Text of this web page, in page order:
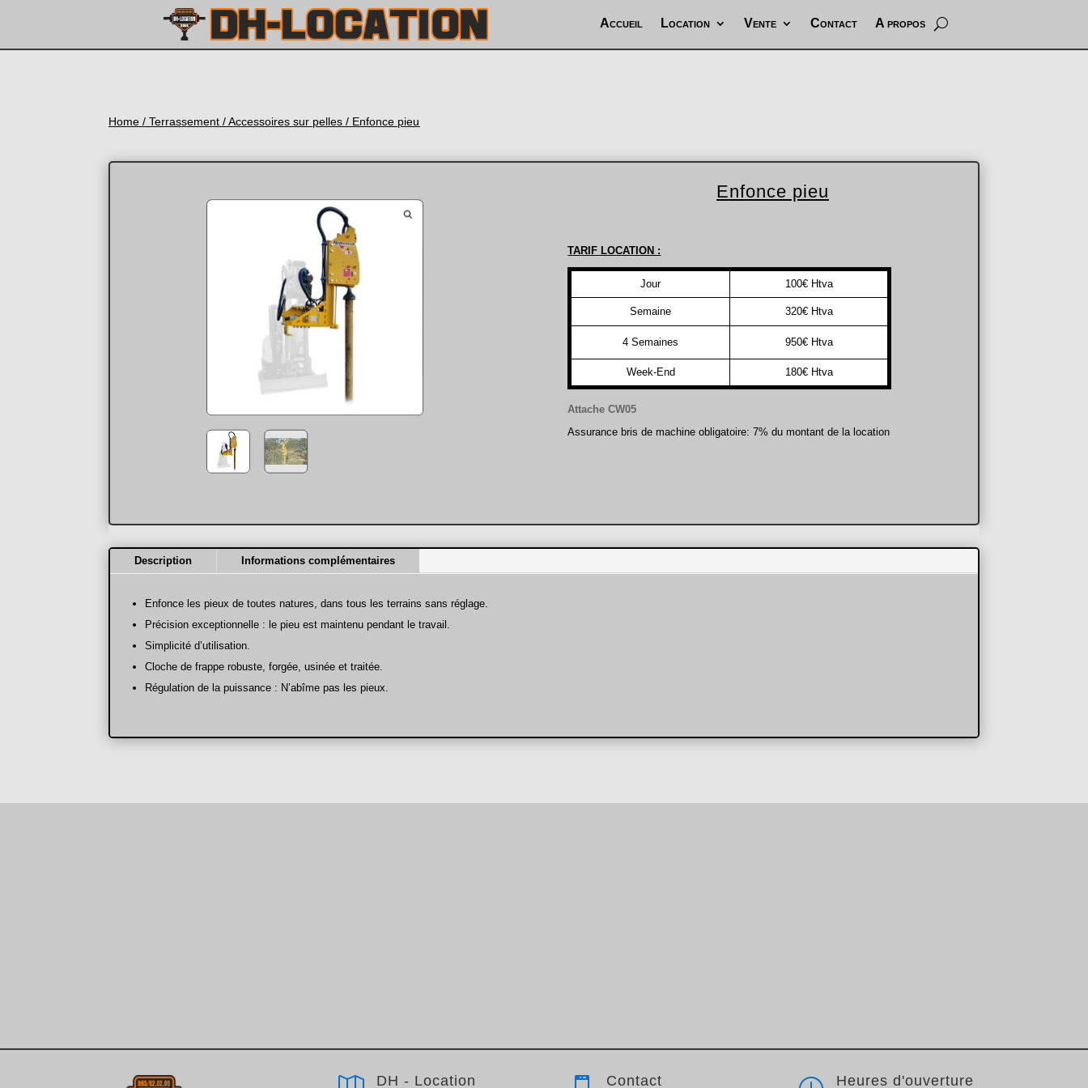
Accueil Location Vente Contact A propos
Home /Terrassement /Accessoires sur pelles / Enfonce pieu
Enfonce pieu
TARIF LOCATION :
Jour 100€ Htva
Semaine 320€ Htva
4 Semaines 950€ Htva
Week-End 180€ Htva
Attache CW05
Assurance bris de machine obligatoire: 7% du montant de la location
Description Informations complémentaires
Enfonce les pieux de toutes natures, dans tous les terrains sans réglage.
Précision exceptionnelle : le pieu est maintenu pendant le travail.
Simplicité d’utilisation.
Cloche de frappe robuste, forgée, usinée et traitée.
Régulation de la puissance : N’abîme pas les pieux.
DH - Location Contact Heures d'ouverture